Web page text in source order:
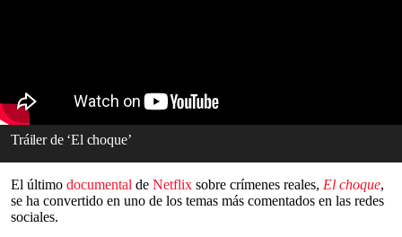
Tráiler de ‘El choque’
El último documental de Netflix sobre crímenes reales, El choque,
se ha convertido en uno de los temas más comentados en las redes
sociales.